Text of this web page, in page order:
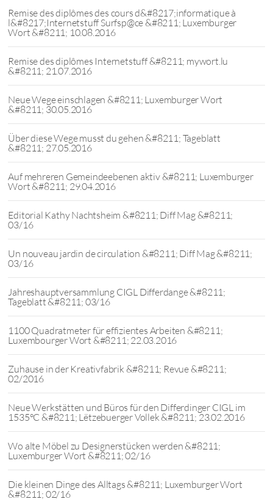
Remise des diplômes des cours d&#8217;informatique à
l&#8217;Internetstuff Surfsp@ce &#8211; Luxemburger
Wort &#8211; 10.08.2016
Remise des diplômes Internetstuff &#8211; mywort.lu
&#8211; 21.07.2016
Neue Wege einschlagen &#8211; Luxemburger Wort
&#8211; 30.05.2016
Über diese Wege musst du gehen &#8211; Tageblatt
&#8211; 27.05.2016
Auf mehreren Gemeindeebenen aktiv &#8211; Luxemburger
Wort &#8211; 29.04.2016
Editorial Kathy Nachtsheim &#8211; Diff Mag &#8211;
03/16
Un nouveau jardin de circulation &#8211; Diff Mag &#8211;
03/16
Jahreshauptversammlung CIGL Differdange &#8211;
Tageblatt &#8211; 03/16
1100 Quadratmeter für effizientes Arbeiten &#8211;
Luxembourger Wort &#8211; 22.03.2016
Zuhause in der Kreativfabrik &#8211; Revue &#8211;
02/2016
Neue Werkstätten und Büros für den Differdinger CIGL im
1535°C &#8211; Lëtzebuerger Vollek &#8211; 23.02.2016
Wo alte Möbel zu Designerstücken werden &#8211;
Luxemburger Wort &#8211; 02/16
Die kleinen Dinge des Alltags &#8211; Luxemburger Wort
&#8211; 02/16